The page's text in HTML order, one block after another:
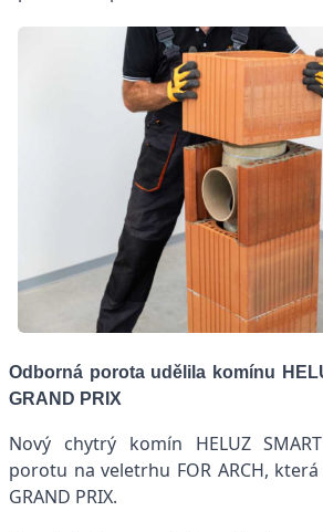
Odborná porota udělila komínu
GRAND PRIX
Nový chytrý komín HELUZ
porotu na veletrhu FOR ARCH,
GRAND PRIX.